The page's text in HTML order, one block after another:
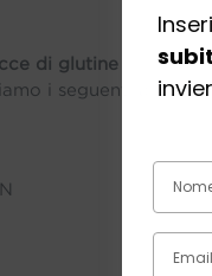
di glutine
i seguenti